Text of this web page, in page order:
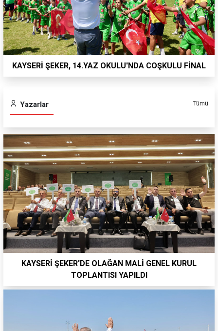
KAYSERİ ŞEKER, 14.YAZ OKULU'NDA COŞKULU FİNAL
Yazarlar Tümü
KAYSERİ ŞEKER'DE OLAĞAN MALİ GENEL KURUL
TOPLANTISI YAPILDI